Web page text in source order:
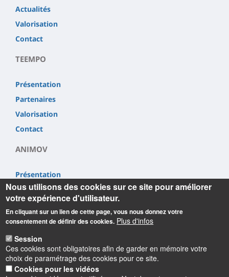
Actualités
Valorisation
Contact
TEEMPO
Présentation
Partenaires
Valorisation
Contact
ANIMOV
Présentation
Partenaires
Valorisation
Contact
Nous utilisons des cookies sur ce site pour améliorer
votre expérience d'utilisateur.
En cliquant sur un lien de cette page, vous nous donnez votre
consentement de définir des cookies. Plus d'infos
Session
Ces cookies sont obligatoires afin de garder en mémoire votre
choix de paramétrage des cookies pour ce site.
Cookies pour les vidéos